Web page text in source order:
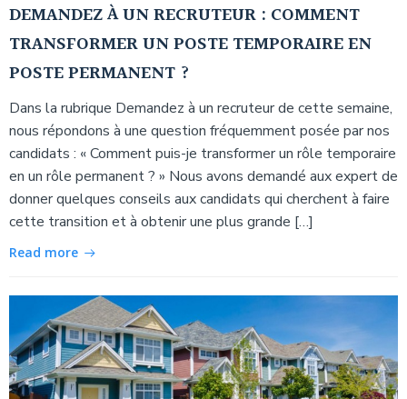
DEMANDEZ À UN RECRUTEUR : COMMENT
TRANSFORMER UN POSTE TEMPORAIRE EN
POSTE PERMANENT ?
Dans la rubrique Demandez à un recruteur de cette semaine,
nous répondons à une question fréquemment posée par nos
candidats : « Comment puis-je transformer un rôle temporaire
en un rôle permanent ? » Nous avons demandé aux expert de
donner quelques conseils aux candidats qui cherchent à faire
cette transition et à obtenir une plus grande […]
Read more